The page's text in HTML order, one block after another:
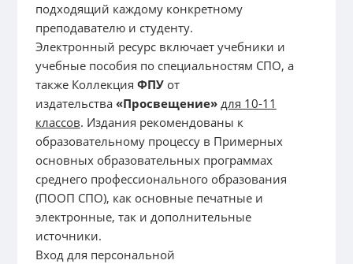
подходящий каждому конкретному
преподавателю и студенту.
Электронный ресурс включает учебники и
учебные пособия по специальностям СПО, а
также Коллекция ФПУот
издательства «Просвещение» для 10-11
классов. Издания рекомендованы к
образовательному процессу в Примерных
основных образовательных программах
среднего профессионального образования
(ПООП СПО), как основные печатные и
электронные, так и дополнительные
источники.
Вход для персональной